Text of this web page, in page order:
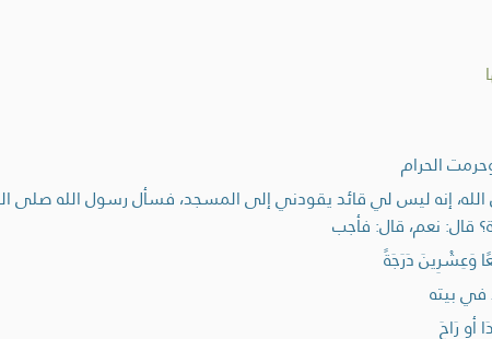
الحرام
إنه ليس لي قائد يقودني إلى المسجد، فسأل رسول الله صلى
قال: نعم، قال: فأجب
وَعِشْرِينَ دَرَجَةً
في بيته
أو رَاحَ